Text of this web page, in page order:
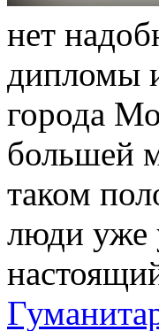
нeт
дипломы
города
большей
таком
люди уже